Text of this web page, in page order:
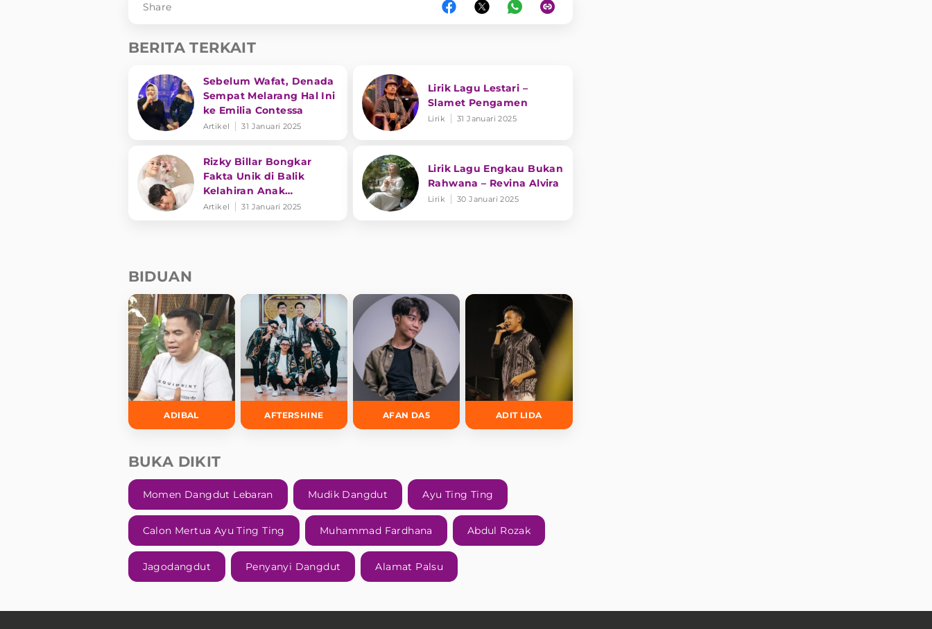
Share
BERITA TERKAIT
Sebelum Wafat, Denada
Sempat Melarang Hal Ini
ke Emilia Contessa
Artikel 31 Januari 2025
Lirik Lagu Lestari –
Slamet Pengamen
Lirik 31 Januari 2025
Rizky Billar Bongkar
Fakta Unik di Balik
Kelahiran Anak
Keduanya
Artikel 31 Januari 2025
Lirik Lagu Engkau Bukan
Rahwana – Revina Alvira
Lirik 30 Januari 2025
BIDUAN
ADIBAL AFTERSHINE AFAN DA5 ADIT LIDA
BUKA DIKIT
Momen Dangdut Lebaran Mudik Dangdut Ayu Ting Ting
Calon Mertua Ayu Ting Ting Muhammad Fardhana Abdul Rozak
Jagodangdut Penyanyi Dangdut Alamat Palsu